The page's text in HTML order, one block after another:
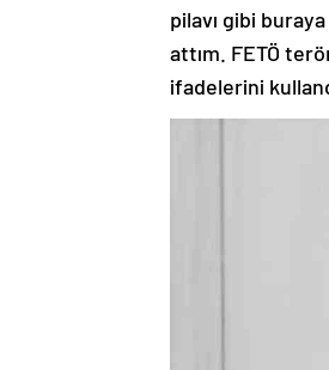
pilavı gibi
attım. FETÖ
ifadelerini